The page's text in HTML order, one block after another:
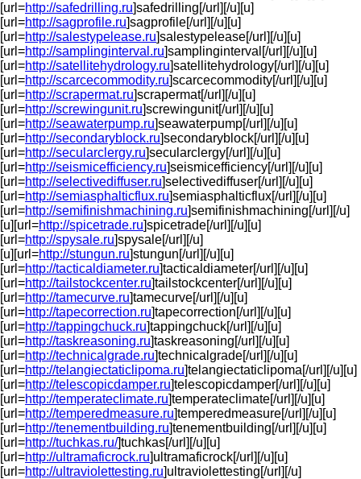
[url=http://safedrilling.ru]safedrilling[/url][/u][u]
[url=http://sagprofile.ru]sagprofile[/url][/u][u]
[url=http://salestypelease.ru]salestypelease[/url][/u][u]
[url=http://samplinginterval.ru]samplinginterval[/url][/u][u]
[url=http://satellitehydrology.ru]satellitehydrology[/url][/u][u]
[url=http://scarcecommodity.ru]scarcecommodity[/url][/u][u]
[url=http://scrapermat.ru]scrapermat[/url][/u][u]
[url=http://screwingunit.ru]screwingunit[/url][/u][u]
[url=http://seawaterpump.ru]seawaterpump[/url][/u][u]
[url=http://secondaryblock.ru]secondaryblock[/url][/u][u]
[url=http://secularclergy.ru]secularclergy[/url][/u][u]
[url=http://seismicefficiency.ru]seismicefficiency[/url][/u][u]
[url=http://selectivediffuser.ru]selectivediffuser[/url][/u][u]
[url=http://semiasphalticflux.ru]semiasphalticflux[/url][/u][u]
[url=http://semifinishmachining.ru]semifinishmachining[/url][/u]
[u][url=http://spicetrade.ru]spicetrade[/url][/u][u]
[url=http://spysale.ru]spysale[/url][/u]
[u][url=http://stungun.ru]stungun[/url][/u][u]
[url=http://tacticaldiameter.ru]tacticaldiameter[/url][/u][u]
[url=http://tailstockcenter.ru]tailstockcenter[/url][/u][u]
[url=http://tamecurve.ru]tamecurve[/url][/u][u]
[url=http://tapecorrection.ru]tapecorrection[/url][/u][u]
[url=http://tappingchuck.ru]tappingchuck[/url][/u][u]
[url=http://taskreasoning.ru]taskreasoning[/url][/u][u]
[url=http://technicalgrade.ru]technicalgrade[/url][/u][u]
[url=http://telangiectaticlipoma.ru]telangiectaticlipoma[/url][/u][u]
[url=http://telescopicdamper.ru]telescopicdamper[/url][/u][u]
[url=http://temperateclimate.ru]temperateclimate[/url][/u][u]
[url=http://temperedmeasure.ru]temperedmeasure[/url][/u][u]
[url=http://tenementbuilding.ru]tenementbuilding[/url][/u][u]
[url=http://tuchkas.ru/]tuchkas[/url][/u][u]
[url=http://ultramaficrock.ru]ultramaficrock[/url][/u][u]
[url=http://ultraviolettesting.ru]ultraviolettesting[/url][/u]